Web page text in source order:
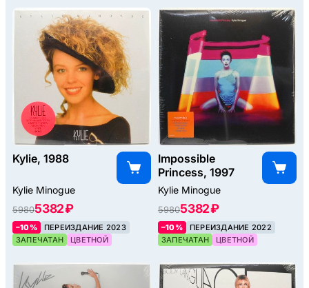
Kylie, 1988
Kylie Minogue
59805382 ₽
–10%
ПЕРЕИЗДАНИЕ 2023
ЗАПЕЧАТАН
ЦВЕТНОЙ
Impossible
Princess, 1997
Kylie Minogue
59805382 ₽
–10%
ПЕРЕИЗДАНИЕ 2022
ЗАПЕЧАТАН
ЦВЕТНОЙ